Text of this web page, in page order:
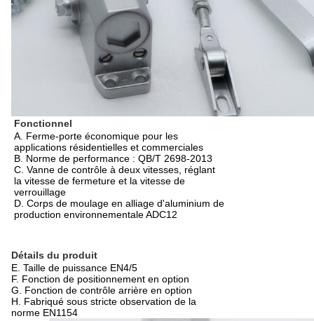
Fonctionnel
A. Ferme-porte économique pour les
applications résidentielles et commerciales
B. Norme de performance : QB/T 2698-2013
C. Vanne de contrôle à deux vitesses, réglant
la vitesse de fermeture et la vitesse de
verrouillage
D. Corps de moulage en alliage d'aluminium de
production environnementale ADC12
Détails du produit
E. Taille de puissance EN4/5
F. Fonction de positionnement en option
G. Fonction de contrôle arrière en option
H. Fabriqué sous stricte observation de la
norme EN1154